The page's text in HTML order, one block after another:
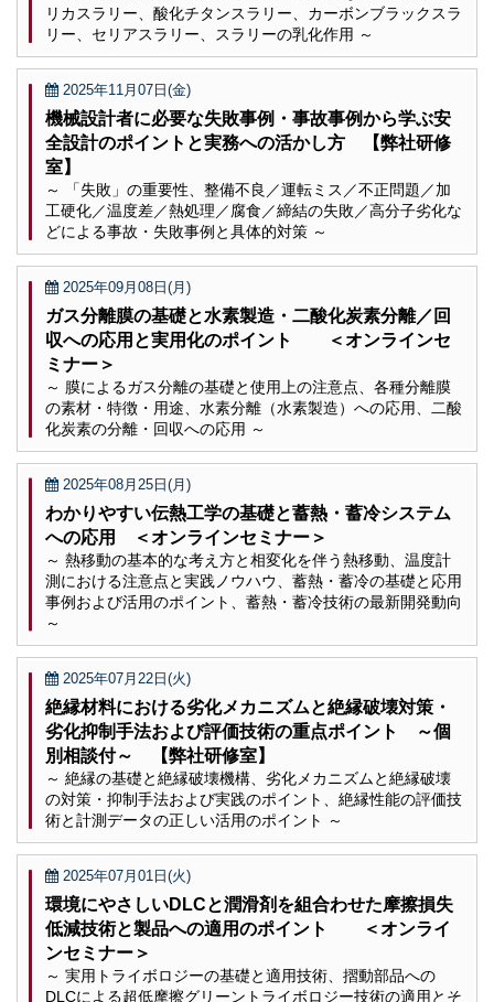
リカスラリー、酸化チタンスラリー、カーボンブラックスラ
リー、セリアスラリー、スラリーの乳化作用 ～
2025年11月07日(金)
機械設計者に必要な失敗事例・事故事例から学ぶ安
全設計のポイントと実務への活かし方 【弊社研修
室】
～ 「失敗」の重要性、整備不良／運転ミス／不正問題／加
工硬化／温度差／熱処理／腐食／締結の失敗／高分子劣化な
どによる事故・失敗事例と具体的対策 ～
2025年09月08日(月)
ガス分離膜の基礎と水素製造・二酸化炭素分離／回
収への応用と実用化のポイント ＜オンラインセ
ミナー＞
～ 膜によるガス分離の基礎と使用上の注意点、各種分離膜
の素材・特徴・用途、水素分離（水素製造）への応用、二酸
化炭素の分離・回収への応用 ～
2025年08月25日(月)
わかりやすい伝熱工学の基礎と蓄熱・蓄冷システム
への応用 ＜オンラインセミナー＞
～ 熱移動の基本的な考え方と相変化を伴う熱移動、温度計
測における注意点と実践ノウハウ、蓄熱・蓄冷の基礎と応用
事例および活用のポイント、蓄熱・蓄冷技術の最新開発動向
～
2025年07月22日(火)
絶縁材料における劣化メカニズムと絶縁破壊対策・
劣化抑制手法および評価技術の重点ポイント ～個
別相談付～ 【弊社研修室】
～ 絶縁の基礎と絶縁破壊機構、劣化メカニズムと絶縁破壊
の対策・抑制手法および実践のポイント、絶縁性能の評価技
術と計測データの正しい活用のポイント ～
2025年07月01日(火)
環境にやさしいDLCと潤滑剤を組合わせた摩擦損失
低減技術と製品への適用のポイント ＜オンライ
ンセミナー＞
～ 実用トライボロジーの基礎と適用技術、摺動部品への
DLCによる超低摩擦グリーントライボロジー技術の適用とそ